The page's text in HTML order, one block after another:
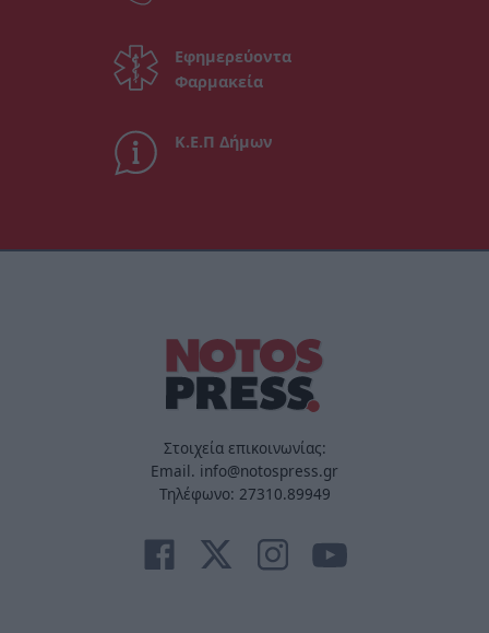
Εφημερεύοντα
Φαρμακεία
Κ.Ε.Π Δήμων
Στοιχεία επικοινωνίας:
Email. info@notospress.gr
Τηλέφωνο: 27310.89949